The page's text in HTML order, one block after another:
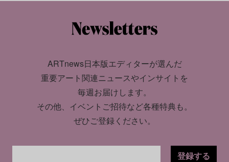
ARTnews日本版エディターが選んだ
重要アート関連ニュースやインサイトを
毎週お届けします。
その他、イベントご招待など各種特典も。
ぜひご登録ください。
登録する